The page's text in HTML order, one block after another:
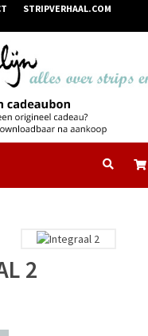
STRIPVERHAAL.COM
2